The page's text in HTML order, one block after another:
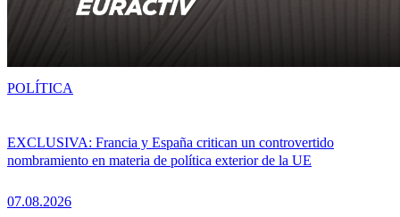
EXCLUSIVA: Francia y España critican un controvertido
nombramiento en materia de política exterior de la UE
07.08.2026
POLÍTICA